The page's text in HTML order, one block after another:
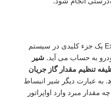
شیر انبساط یا Expansion Valve یک جزء کلیدی در سیستم
به حساب می آید. شیر
تنظیم مقدار گاز جریان
. به عبارت دیگر شیر انبساط
مبرد وارد اواپراتور